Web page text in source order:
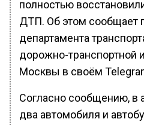
полностью
ДТП. Об этом сообщает
департамента
дорожно-транспортной
Москвы в своём
Согласно сообщению, в
два автомобиля и